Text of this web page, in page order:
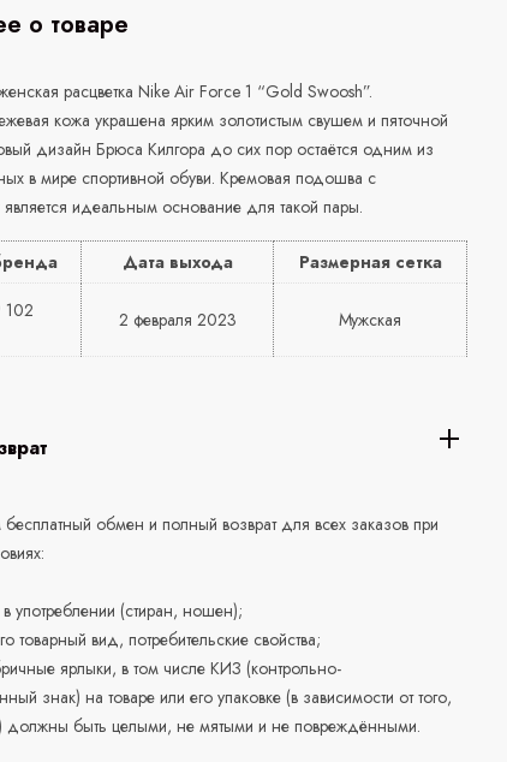
о товаре
расцветка Nike Air Force 1 “Gold Swoosh”.
кожа украшена ярким золотистым свушем и пяточной
дизайн Брюса Килгора до сих пор остаётся одним из
в мире спортивной обуви. Кремовая подошва с
является идеальным основание для такой пары.
Дата выхода
Размерная сетка
2 февраля 2023 Мужская
обмен и полный возврат для всех заказов при
употреблении (стиран, ношен);
товарный вид, потребительские свойства;
ярлыки, в том числе КИЗ (контрольно-
знак) на товаре или его упаковке (в зависимости от того,
должны быть целыми, не мятыми и не повреждёнными.